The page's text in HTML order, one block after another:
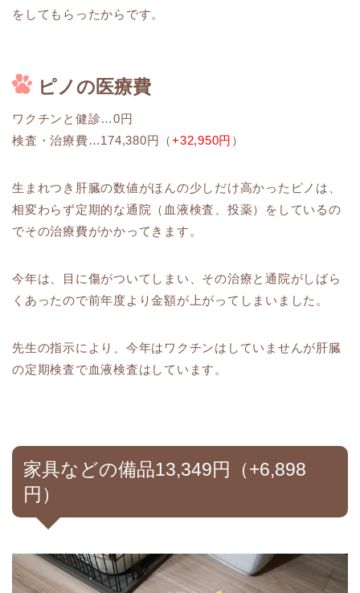
をしてもらったからです。
ピノの医療費
ワクチンと健診…0円
検査・治療費…174,380円（+32,950円 ）
生まれつき肝臓の数値がほんの少しだけ高かったピノは、
相変わらず定期的な通院（血液検査、投薬）をしているの
でその治療費がかかってきます。
今年は、目に傷がついてしまい、その治療と通院がしばら
くあったので前年度より金額が上がってしまいました。
先生の指示により、今年はワクチンはしていませんが肝臓
の定期検査で血液検査はしています。
家具などの備品13,349円（+6,898
円）